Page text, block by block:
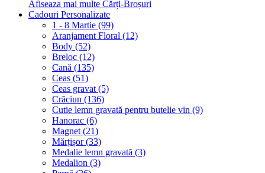
Afiseaza mai multe Cărți-Broșuri
Cadouri Personalizate
1 - 8 Martie (99)
Aranjament Floral (12)
Body (52)
Breloc (12)
Cană (135)
Ceas (51)
Ceas gravat (5)
Crăciun (136)
Cutie lemn gravată pentru butelie vin (9)
Hanorac (6)
Magnet (21)
Mărțișor (33)
Medalie lemn gravată (3)
Medalion (3)